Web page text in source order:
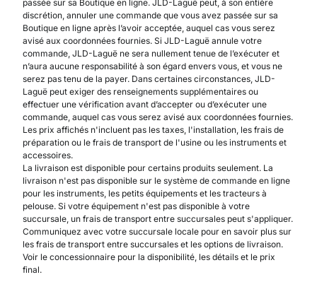
passée sur sa Boutique en ligne. JLD-Laguë peut, à son entière
discrétion, annuler une commande que vous avez passée sur sa
Boutique en ligne après l’avoir acceptée, auquel cas vous serez
avisé aux coordonnées fournies. Si JLD-Laguë annule votre
commande, JLD-Laguë ne sera nullement tenue de l’exécuter et
n’aura aucune responsabilité à son égard envers vous, et vous ne
serez pas tenu de la payer. Dans certaines circonstances, JLD-
Laguë peut exiger des renseignements supplémentaires ou
effectuer une vérification avant d’accepter ou d’exécuter une
commande, auquel cas vous serez avisé aux coordonnées fournies.
Les prix affichés n'incluent pas les taxes, l'installation, les frais de
préparation ou le frais de transport de l'usine ou les instruments et
accessoires.
La livraison est disponible pour certains produits seulement. La
livraison n'est pas disponible sur le système de commande en ligne
pour les instruments, les petits équipements et les tracteurs à
pelouse. Si votre équipement n'est pas disponible à votre
succursale, un frais de transport entre succursales peut s'appliquer.
Communiquez avec votre succursale locale pour en savoir plus sur
les frais de transport entre succursales et les options de livraison.
Voir le concessionnaire pour la disponibilité, les détails et le prix
final.